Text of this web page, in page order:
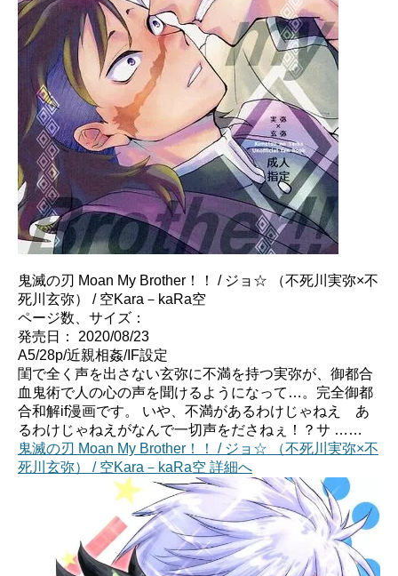
鬼滅の刃 Moan My Brother！！ / ジョ☆ （不死川実弥×不
死川玄弥） / 空Kara－kaRa空
ページ数、サイズ：
発売日： 2020/08/23
A5/28p/近親相姦/IF設定
閨で全く声を出さない玄弥に不満を持つ実弥が、御都合
血鬼術で人の心の声を聞けるようになって…。完全御都
合和解if漫画です。 いや、不満があるわけじゃねえ あ
るわけじゃねえがなんで一切声をださねぇ！？サ ……
鬼滅の刃 Moan My Brother！！ / ジョ☆ （不死川実弥×不
死川玄弥） / 空Kara－kaRa空 詳細へ